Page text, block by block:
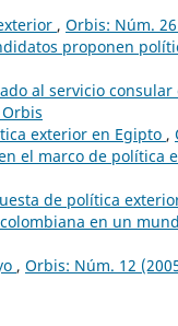
, Orbis: Núm.
proponen
al servicio
exterior en Egipto ,
el marco de política
de política
en un
, Orbis: Núm. 12